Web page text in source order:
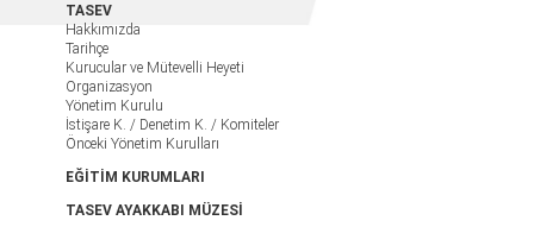
TASEV
Hakkımızda
Tarihçe
Kurucular ve Mütevelli Heyeti
Organizasyon
Yönetim Kurulu
İstişare K. / Denetim K. / Komiteler
Önceki Yönetim Kurulları
EĞİTİM KURUMLARI
TASEV AYAKKABI MÜZESİ